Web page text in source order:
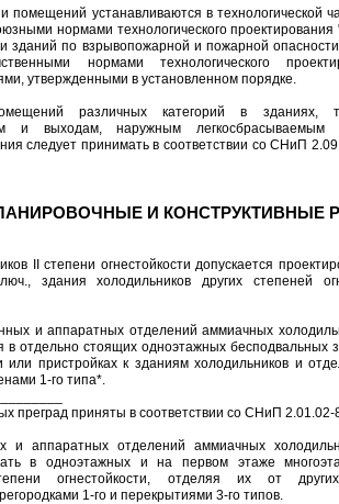
помещений устанавливаются в технологической
нормами технологического
зданий по взрывопожарной и пожарной
нормами технологического
утвержденными в установленном порядке.
различных категорий в зданиях,
и выходам, наружным легкосбрасываемым
следует принимать в соответствии со СНиП
И КОНСТРУКТИВНЫЕ
II степени огнестойкости допускается
здания холодильников других степеней
и аппаратных отделений аммиачных
в отдельно стоящих одноэтажных бесподвальных
или пристройках к зданиям холодильников и
1-го типа*.
преград приняты в соответствии со СНиП 2.01.02-
аппаратных отделений аммиачных
в одноэтажных и на первом этаже
огнестойкости, отделяя их от
1-го и перекрытиями 3-го типов.